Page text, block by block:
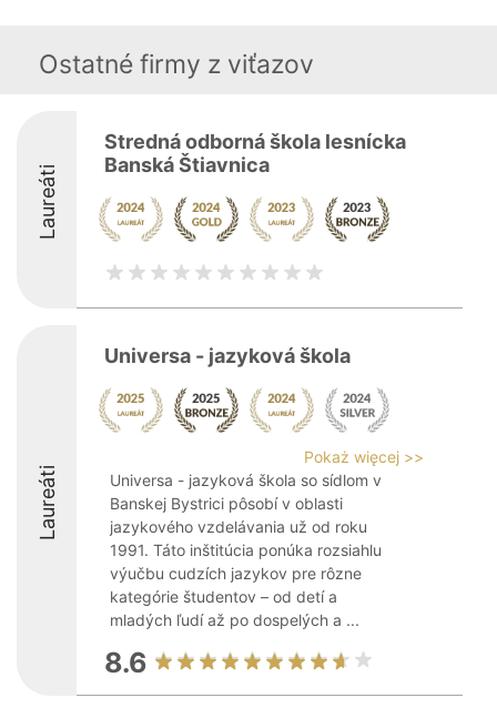
Ostatné firmy z viťazov
Laureáti
Stredná odborná škola lesnícka
Banská Štiavnica
Laureáti
Universa - jazyková škola
Pokaż więcej >>
Universa - jazyková škola so sídlom v
Banskej Bystrici pôsobí v oblasti
jazykového vzdelávania už od roku
1991. Táto inštitúcia ponúka rozsiahlu
výučbu cudzích jazykov pre rôzne
kategórie študentov – od detí a
mladých ľudí až po dospelých a ...
8.6